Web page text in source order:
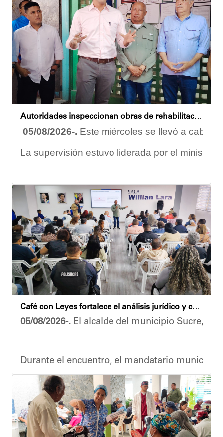
Autoridades inspeccionan obras de rehabilitación en la U.E.N. José Antonio Calcaño en Caucagüita
05/08/2026-. Este miércoles se llevó a cabo
La supervisión estuvo liderada por el ministro
Las obras en ejecución contemplan la pintura
El alcalde Diógenes Lara expresó sus
"Damos las gracias por esta recuperación en
​Por su parte, el gobernador del estado
​"Tenemos un desafío en todo el estado
Finalmente, el ministro de Educación, Héctor
Esta jornada ratifica el esfuerzo articulado
Café con Leyes fortalece el análisis jurídico y constitucional en el municipio Sucre
05/08/2026-. El alcalde del municipio Sucre,
Durante el encuentro, el mandatario
Vladimir Blanco, abogado y participante